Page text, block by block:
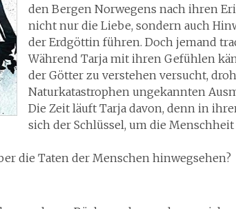
den Bergen Norwegens nach ihren
nicht nur die Liebe, sondern auch
der Erdgöttin führen. Doch jemand
Während Tarja mit ihren Gefühlen
der Götter zu verstehen versucht,
Naturkatastrophen ungekannten
Die Zeit läuft Tarja davon, denn in
sich der Schlüssel, um die
die Taten der Menschen hinwegsehen?